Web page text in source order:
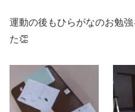
運動の後もひらがなのお勉
た👏